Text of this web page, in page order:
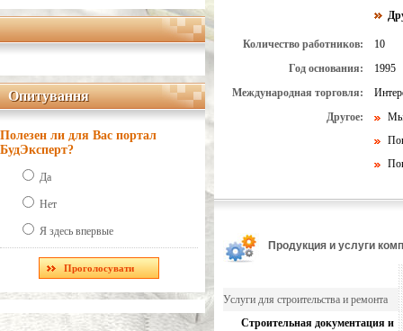
Опитування
Опитування
Полезен ли для Вас портал
БудЭксперт?
Да
Нет
Я здесь впервые
Количество работников:
10
Год основания:
1995
Международная торговля:
Другое:
Мы
Продукция и услуги
Услуги для строительства и ремонта
Строительная документация и